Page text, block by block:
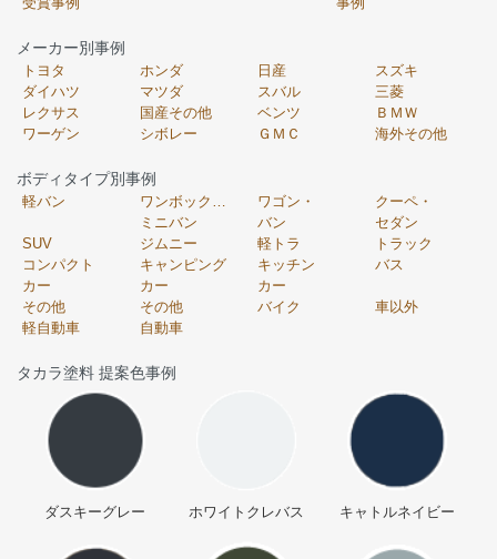
メーカー別事例
トヨタ ホンダ 日産
スズキ
ダイハツ
マツダ スバル
三菱
レクサス
国産その他 ベンツ
ＢＭＷ
ワーゲン
シボレー ＧＭＣ 海外その他
ボディタイプ別事例
軽バン
ミニバン
ワゴン・
バン
クーペ・
セダン
SUV
ジムニー 軽トラ
トラック
コンパクト
カー
キャンピング
カー
キッチン
カー
バス
その他
軽自動車
その他
自動車
バイク 車以外
タカラ塗料 提案色事例
ダスキーグレー ホワイトクレバス キャトルネイビー